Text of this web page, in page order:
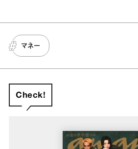
マネー
Check!